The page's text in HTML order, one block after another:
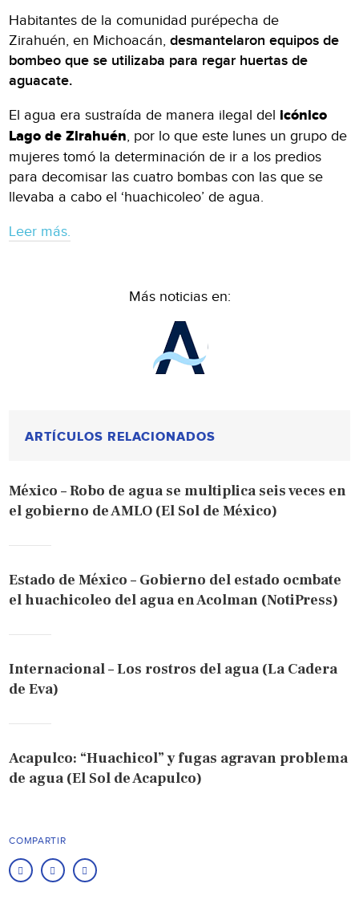
Habitantes de la comunidad purépecha de
Zirahuén, en Michoacán,desmantelaron equipos de
bombeo que se utilizaba para regar huertas de
aguacate.
El agua era sustraída de manera ilegal delicónico
Lago de Zirahuén, por lo que este lunes un grupo de
mujeres tomó la determinación de ir a los predios
para decomisar las cuatro bombas con las que se
llevaba a cabo el ‘huachicoleo’ de agua.
Leer más.
Más noticias en:
ARTÍCULOS RELACIONADOS
México – Robo de agua se multiplica seis veces en
el gobierno de AMLO (El Sol de México)
Estado de México – Gobierno del estado ocmbate
el huachicoleo del agua en Acolman (NotiPress)
Internacional – Los rostros del agua (La Cadera
de Eva)
Acapulco: “Huachicol” y fugas agravan problema
de agua (El Sol de Acapulco)
COMPARTIR